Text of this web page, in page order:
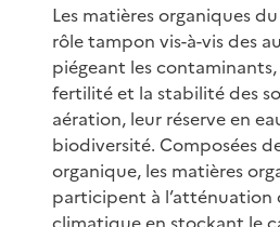
Les matières organiques
rôle tampon vis-à-vis des
piégeant les
fertilité et la stabilité des
aération, leur réserve en
biodiversité. Composées
organique, les matières
participent à l’atténuation